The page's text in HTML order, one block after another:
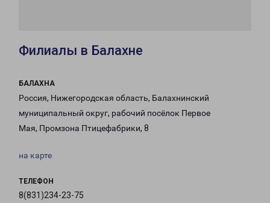
Филиалы в Балахне
БАЛАХНА
Россия, Нижегородская область, Балахнинский
муниципальный округ, рабочий посёлок Первое
Мая, Промзона Птицефабрики, 8
на карте
ТЕЛЕФОН
8(831)234-23-75